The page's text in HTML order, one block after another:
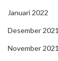
Januari 2022
Desember 2021
November 2021